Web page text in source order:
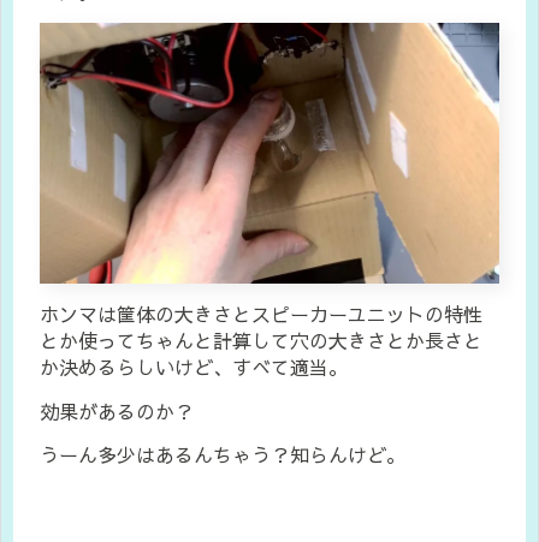
ホンマは筐体の大きさとスピーカーユニットの特性
とか使ってちゃんと計算して穴の大きさとか長さと
か決めるらしいけど、すべて適当。
効果があるのか？
うーん多少はあるんちゃう？知らんけど。